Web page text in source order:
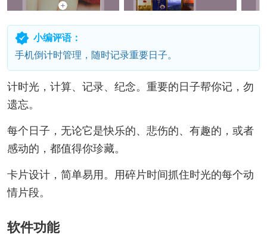
小编评语：
手机倒计时管理，随时记录重要日子。
计时光，计算、记录、纪念。重要的日子帮你记，勿
遗忘。
每个日子，无论它是快乐的、悲伤的、有趣的，或者
感动的，都值得你珍藏。
卡片设计，简单易用。用碎片时间抓住时光的每个动
情片段。
软件功能